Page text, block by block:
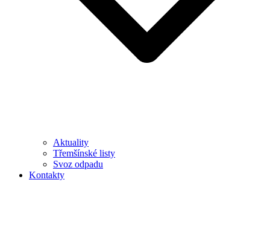
Aktuality
Třemšínské listy
Svoz odpadu
Kontakty